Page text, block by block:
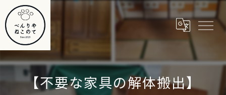
【不要な家具の解体搬出】